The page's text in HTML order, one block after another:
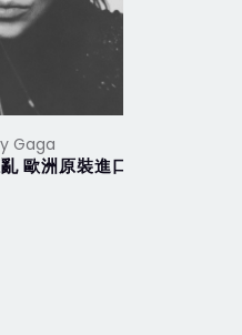
Gaga
歐洲原裝進口